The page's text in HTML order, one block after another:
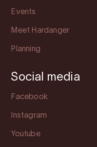
Events
Meet Hardanger
Planning
Social media
Facebook
Instagram
Youtube